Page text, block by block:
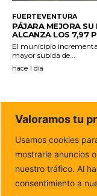
FUERTEVENTURA
PÁJARA MEJORA SU
ALCANZA LOS 7,97
El municipio
mayor subida de...
hace 1 día